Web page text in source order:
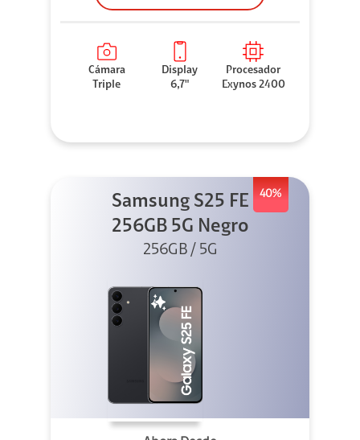
Cámara
Triple
Display
6,7"
Procesador
Exynos 2400
40%
Samsung S25 FE
256GB 5G Negro
256GB / 5G